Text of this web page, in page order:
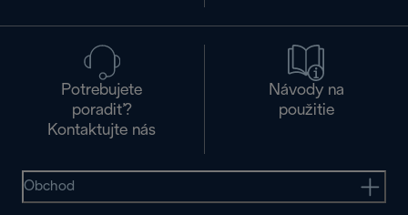
Potrebujete
poradiť?
Kontaktujte nás
Návody na
použitie
Obchod